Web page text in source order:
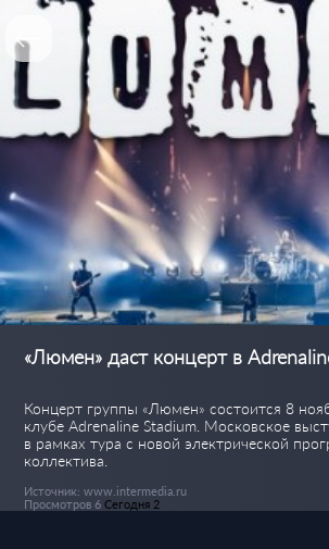
«Люмен» даст концерт в
Концерт группы «Люмен» состоится 8
клубе Adrenaline Stadium. Московское
в рамках тура с новой электрической
коллектива.
Источник: www.intermedia.ru
Просмотров 6 Сегодня 2